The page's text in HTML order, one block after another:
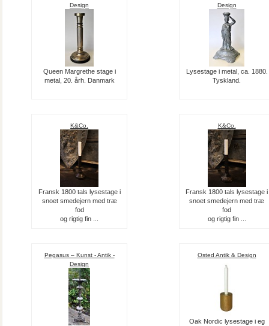
Design
Queen Margrethe stage i
metal, 20. årh. Danmark
Design
Lysestage i metal, ca. 1880.
Tyskland.
K&Co.
Fransk 1800 tals lysestage i
snoet smedejern med træ
fod
og rigtig fin ...
K&Co.
Fransk 1800 tals lysestage i
snoet smedejern med træ
fod
og rigtig fin ...
Pegasus – Kunst - Antik -
Design
Osted Antik & Design
Oak Nordic lysestage i eg